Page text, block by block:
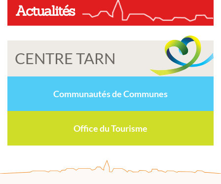
Actualités
CENTRE TARN
Communautés de Communes
Office du Tourisme